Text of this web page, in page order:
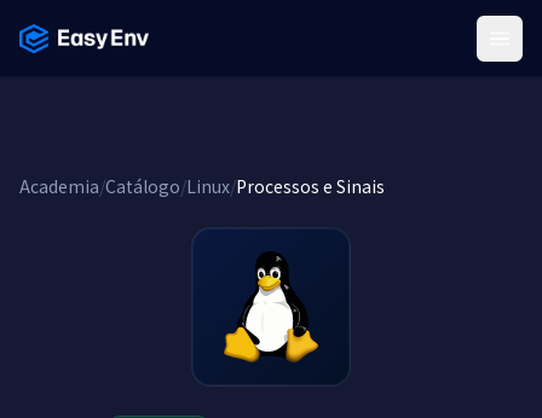
Academia/Catálogo/Linux/Processos e Sinais